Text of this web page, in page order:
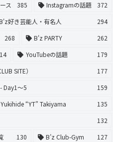
ス
385 Instagramの話題
372
好き芸能人・有名人
294
268 B'z PARTY
262
YouTubeの話題
179
SITE）
177
Day1〜5
159
Yukihide “YT” Takiyama
135
132
130 B’z Club-Gym
127